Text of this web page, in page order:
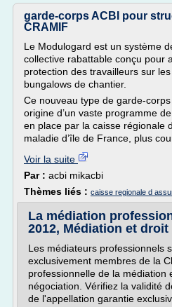
garde-corps ACBI pour
CRAMIF
Le Modulogard est un système
collective rabattable conçu pour
protection des travailleurs sur
bungalows de chantier.
Ce nouveau type de garde-
origine d’un vaste programme
en place par la caisse régionale
maladie d’île de France, plus
Voir la suite
Par : acbi mikacbi
Thèmes liés : caisse regionale d
La médiation
2012, Médiation et droit
Les médiateurs professionnels
exclusivement membres de la
professionnelle de la médiation
négociation. Vérifiez la validité
de l'appellation garantie